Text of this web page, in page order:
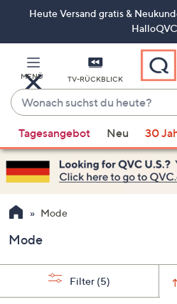
ZumHeute Versand gratis &
HalloQVC
MENÜ TV-RÜCKBLICK
Wonach
suchst
du
heute?
Vorschläge
verfügbar
sind,
verwenden
Sie
Pfeiltasten
nach
und
Tagesangebot Neu 30
Mode
Mode
Filter (5)